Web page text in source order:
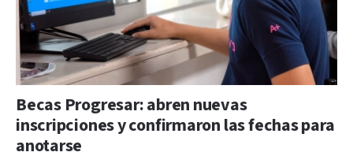
Becas Progresar: abren nuevas
inscripciones y confirmaron las fechas para
anotarse